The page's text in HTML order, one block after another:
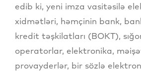
edib ki, yeni imza vasitəsilə
xidmətləri, həmçinin bank,
kredit təşkilatları (BOKT),
operatorlar, elektronika,
provayderlər, bir sözlə